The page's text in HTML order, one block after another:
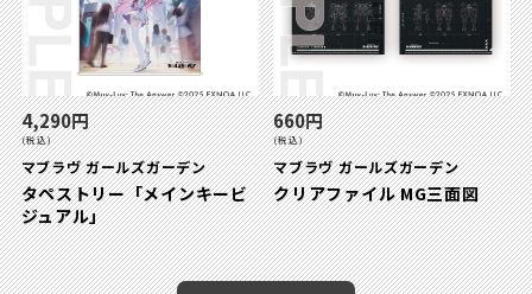
4,290円
(税込)
マブラヴ ガールズガーデン
タペストリー「メインキービ
ジュアル」
660円
(税込)
マブラヴ ガールズガーデン
クリアファイル MG三面図